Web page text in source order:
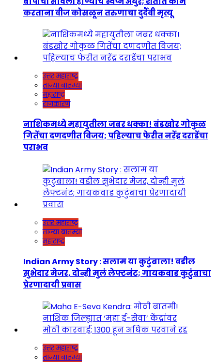
करताना वीज कोसळून तरुणाचा दुर्दैवी मृत्यू
उत्तर महाराष्ट्र
ताज्या बातम्या
महाराष्ट्र
राजकारण
नाशिकमध्ये महायुतीला जबर धक्का! बंडखोर गोकुळ
गितेंचा दणदणीत विजय; पहिल्याच फेरीत नरेंद्र दराडेंचा
पराभव
उत्तर महाराष्ट्र
ताज्या बातम्या
महाराष्ट्र
Indian Army Story : सलाम या कुटुंबाला! वडील
सुभेदार मेजर, दोन्ही मुलं लेफ्टनंट; गायकवाड कुटुंबाचा
प्रेरणादायी प्रवास
उत्तर महाराष्ट्र
ताज्या बातम्या